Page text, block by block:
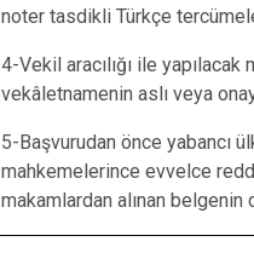
noter tasdikli Türkçe
4-Vekil aracılığı ile
vekâletnamenin aslı veya
5-Başvurudan önce yabancı
mahkemelerince evvelce
makamlardan alınan